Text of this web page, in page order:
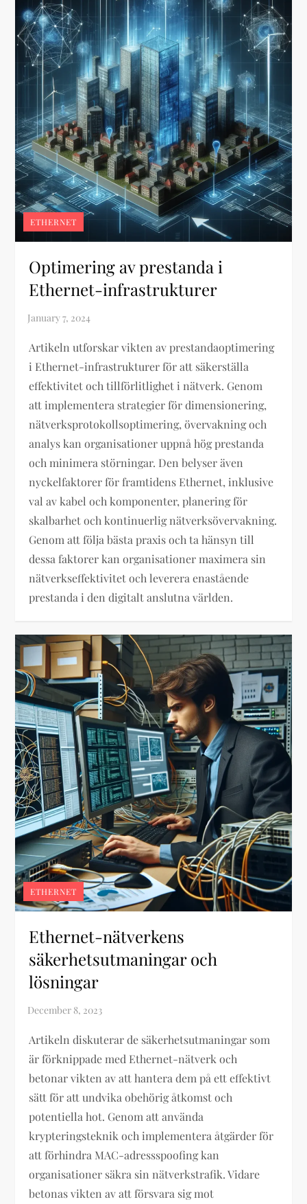
ETHERNET
Optimering av prestanda i
Ethernet-infrastrukturer
Artikeln utforskar vikten av prestandaoptimering
i Ethernet-infrastrukturer för att säkerställa
effektivitet och tillförlitlighet i nätverk. Genom
att implementera strategier för dimensionering,
nätverksprotokollsoptimering, övervakning och
analys kan organisationer uppnå hög prestanda
och minimera störningar. Den belyser även
nyckelfaktorer för framtidens Ethernet, inklusive
val av kabel och komponenter, planering för
skalbarhet och kontinuerlig nätverksövervakning.
Genom att följa bästa praxis och ta hänsyn till
dessa faktorer kan organisationer maximera sin
nätverkseffektivitet och leverera enastående
prestanda i den digitalt anslutna världen.
ETHERNET
Ethernet-nätverkens
säkerhetsutmaningar och
lösningar
Artikeln diskuterar de säkerhetsutmaningar som
är förknippade med Ethernet-nätverk och
betonar vikten av att hantera dem på ett effektivt
sätt för att undvika obehörig åtkomst och
potentiella hot. Genom att använda
krypteringsteknik och implementera åtgärder för
att förhindra MAC-adressspoofing kan
organisationer säkra sin nätverkstrafik. Vidare
betonas vikten av att försvara sig mot